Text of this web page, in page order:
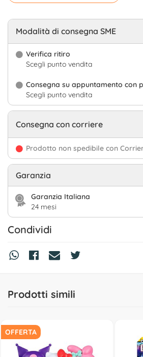
Modalità di consegna SME
Verifica ritiro
Scegli punto vendita
Consegna su appuntamento con
Scegli punto vendita
Consegna con corriere
Prodotto non spedibile con
Garanzia
Garanzia Italiana
24 mesi
Condividi
Prodotti simili
OFFERTA